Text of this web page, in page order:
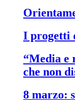
i progetti
“media e razzismo”: l’informazione
che non
8 marzo: solidarietà alle donne